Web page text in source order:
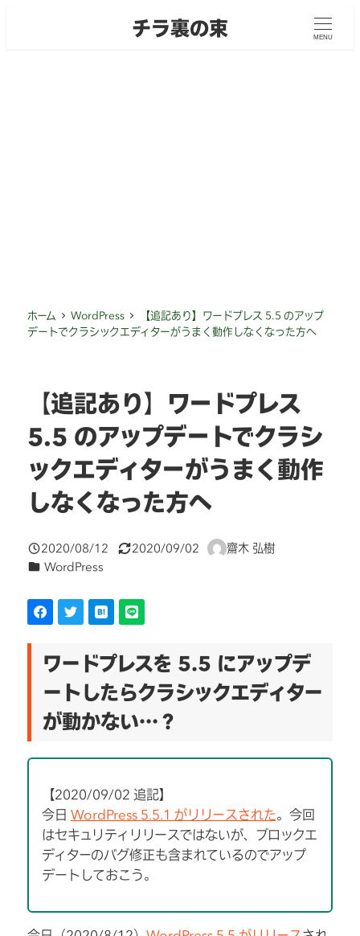
チラ裏の束 MENU
ホーム WordPress
【追記あり】ワードプレス 5.5 のアップ
デートでクラシックエディターがうまく動作しなくなった方へ
【追記あり】ワードプレス
5.5 のアップデートでクラシ
ックエディターがうまく動作
しなくなった方へ
投稿日
2020/08/12 更新日
2020/09/02 著
齋木 弘樹
カテゴリー
WordPress
ワードプレスを 5.5 にアップデ
ートしたらクラシックエディター
が動かない…？
【2020/09/02 追記】
今日 WordPress 5.5.1 がリリースされた。今回
はセキュリティリリースではないが、ブロックエ
ディターのバグ修正も含まれているのでアップ
デートしておこう。